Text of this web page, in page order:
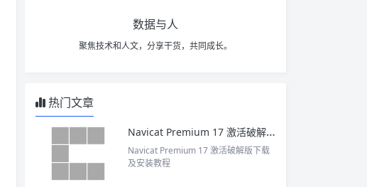
数据与人
聚焦技术和人文，分享干货，共同成长。
热门文章
Navicat Premium 17 激活破解版下载及安装教程
Navicat Premium 17 激活破解版下载
及安装教程